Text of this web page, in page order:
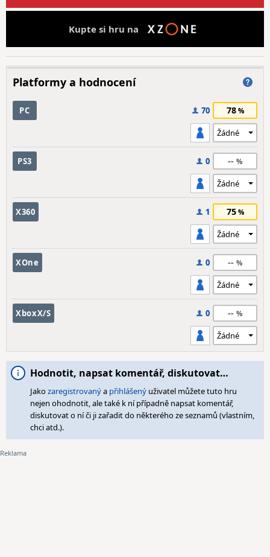
Kupte si hru na
Platformy a hodnocení
PC 70 78
PS3 0 --
X360 1 75
XOne 0 --
XboxX/S 0 --
Hodnotit, napsat komentář, diskutovat…
Jakozaregistrovanýa přihlášený uživatel můžete tuto hru
nejen ohodnotit, ale také k ní případně napsat komentář,
diskutovat o ní či ji zařadit do některého ze seznamů (vlastním,
chci atd.).